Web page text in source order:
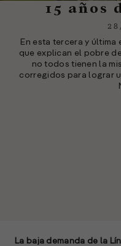
15 años
En esta tercera y
que explican el pobre
no todos tienen la
corregidos para lograr
La baja demanda de la